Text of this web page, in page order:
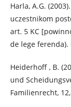
Harla, A.G.
uczestnikom
art. 5 KC
de lege ferenda).
Heiderhoff , B.
und
Familienrecht,